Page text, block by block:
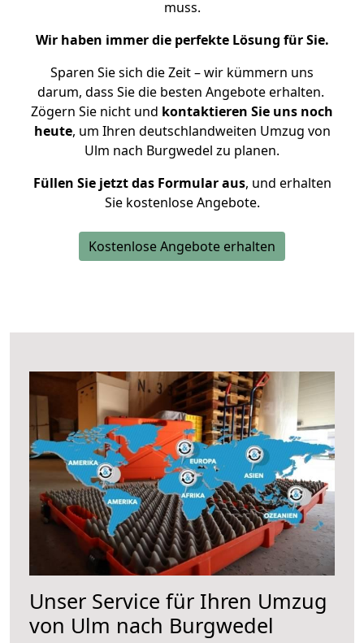
muss.
Wir haben immer die perfekte Lösung für Sie.
Sparen Sie sich die Zeit – wir kümmern uns
darum, dass Sie die besten Angebote erhalten.
Zögern Sie nicht und kontaktieren Sie uns noch
heute, um Ihren deutschlandweiten Umzug von
Ulm nach Burgwedel zu planen.
Füllen Sie jetzt das Formular aus, und erhalten
Sie kostenlose Angebote.
Kostenlose Angebote erhalten
Unser Service für Ihren Umzug
von Ulm nach Burgwedel